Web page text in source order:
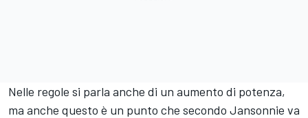
Nelle regole si parla anche di un aumento di potenza,
ma anche questo è un punto che secondo Jansonnie va